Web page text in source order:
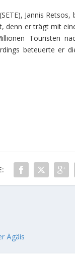
Jannis
denn er trägt mit
Touristen
beteuerte er
Ägäis